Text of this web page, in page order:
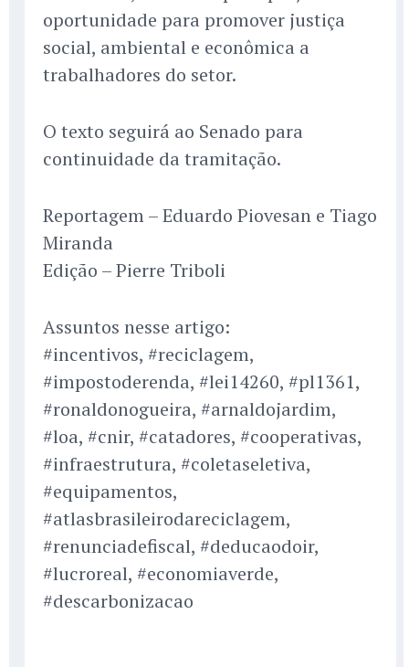
oportunidade para promover justiça
social, ambiental e econômica a
trabalhadores do setor.
O texto seguirá ao Senado para
continuidade da tramitação.
Reportagem – Eduardo Piovesan e Tiago
Miranda
Edição – Pierre Triboli
Assuntos nesse artigo:
#incentivos, #reciclagem,
#impostoderenda, #lei14260, #pl1361,
#ronaldonogueira, #arnaldojardim,
#loa, #cnir, #catadores, #cooperativas,
#infraestrutura, #coletaseletiva,
#equipamentos,
#atlasbrasileirodareciclagem,
#renunciadefiscal, #deducaodoir,
#lucroreal, #economiaverde,
#descarbonizacao